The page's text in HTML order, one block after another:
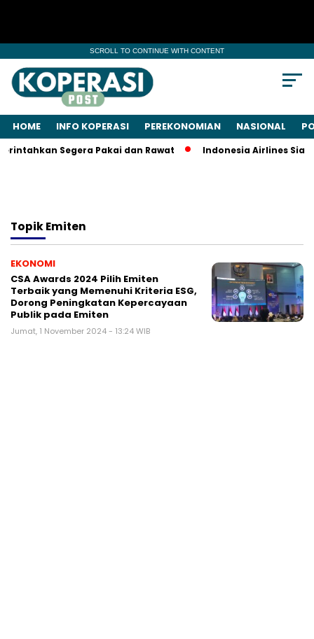
SCROLL TO CONTINUE WITH CONTENT
HOME INFO KOPERASI PEREKONOMIAN NASIONAL
Segera Pakai dan Rawat Indonesia Airlines Siap
TopikEmiten
EKONOMI
CSA Awards 2024 Pilih Emiten
Terbaik yang Memenuhi Kriteria ESG,
Dorong Peningkatan Kepercayaan
Publik pada Emiten
Jumat, 1 November 2024 - 13:24 WIB